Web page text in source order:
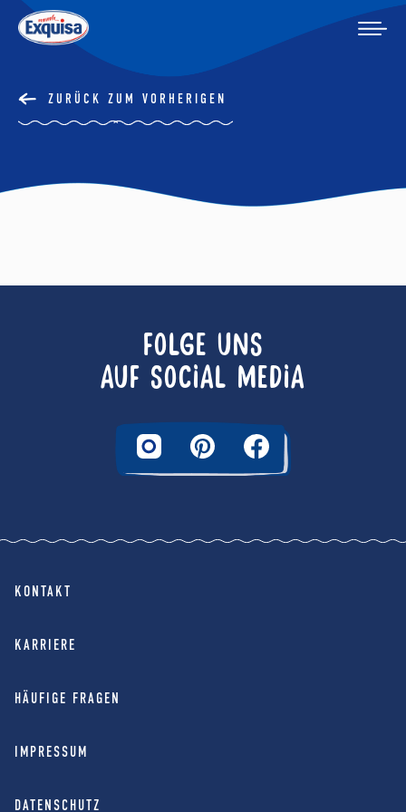
ZURÜCK ZUM VORHERIGEN
FOLGE UNS
AUF SOCIAL MEDIA
KONTAKT
KARRIERE
HÄUFIGE FRAGEN
IMPRESSUM
DATENSCHUTZ